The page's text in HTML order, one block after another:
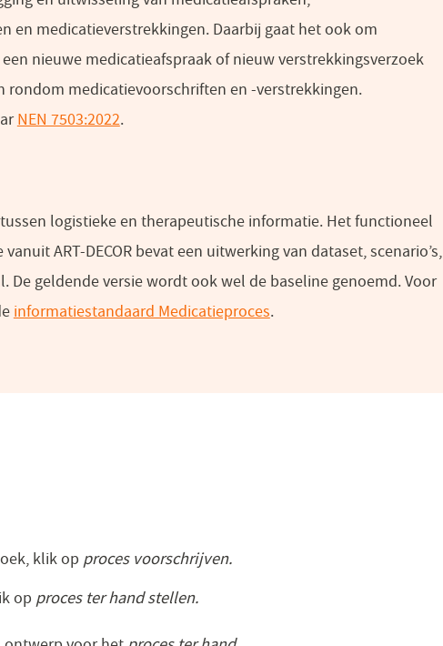
en medicatieverstrekkingen. Daarbij gaat het ook om
nieuwe medicatieafspraak of nieuw verstrekkingsverzoek
rondom medicatievoorschriften en -verstrekkingen.
NEN 7503:2022(opent
.
logistieke en therapeutische informatie. Het functioneel
ART-DECOR bevat een uitwerking van dataset, scenario’s,
De geldende versie wordt ook wel de baseline genoemd. Voor
informatiestandaard Medicatieproces.
klik op proces voorschrijven.
op proces ter hand stellen.